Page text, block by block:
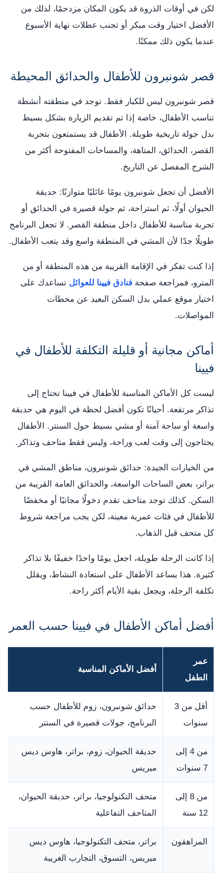
لكن في أوقات الذروة قد يكون المكان مزدحمًا، لذلك من
الأفضل اختيار وقت مبكر أو تجنب عطلات نهاية الأسبوع
عندما يكون ذلك ممكنًا.
قصر شونبرون للأطفال والحدائق المحيطة
قصر شونبرون ليس للكبار فقط. توجد في منطقته أنشطة
تناسب الأطفال، خاصة إذا تم تقديم الزيارة بشكل بسيط
بدل جولة تاريخية طويلة. الأطفال قد يستمتعون بتجربة
القصر، الحدائق، المتاهة، والمساحات المفتوحة أكثر من
الشرح المفصل عن التاريخ.
الأفضل أن تجعل شونبرون يومًا عائليًا متوازنًا: حديقة
الحيوان أولًا، ثم استراحة، ثم جولة قصيرة في الحدائق أو
تجربة مناسبة للأطفال داخل منطقة القصر. لا تجعل البرنامج
طويلًا جدًا لأن المشي في المنطقة واسع وقد يتعب الأطفال.
إذا كنت تفكر في الإقامة القريبة من هذه المنطقة أو من
المترو، فمراجعة صفحة فنادق فيينا للعوائل تساعدك على
اختيار موقع عملي بدل السكن البعيد عن محطات
المواصلات.
أماكن مجانية أو قليلة التكلفة للأطفال في
فيينا
ليست كل الأماكن المناسبة للأطفال في فيينا تحتاج إلى
تذاكر مرتفعة. أحيانًا تكون أفضل لحظة في اليوم هي حديقة
واسعة أو ساحة آمنة أو مشي بسيط حول السنتر. الأطفال
يحتاجون إلى وقت لعب وراحة، وليس فقط متاحف وتذاكر.
من الخيارات الجيدة: حدائق شونبرون، مناطق المشي في
براتر، بعض الساحات الواسعة، والحدائق العامة القريبة من
السكن. كذلك توجد متاحف تقدم دخولًا مجانيًا أو مخفضًا
للأطفال في فئات عمرية معينة، لكن يجب مراجعة شروط
كل متحف قبل الذهاب.
إذا كانت الرحلة طويلة، اجعل يومًا واحدًا خفيفًا بلا تذاكر
كثيرة. هذا يساعد الأطفال على استعادة النشاط، ويقلل
تكلفة الرحلة، ويجعل بقية الأيام أكثر راحة.
أفضل أماكن الأطفال في فيينا حسب العمر
عمر
الطفل
أفضل الأماكن المناسبة
أقل من 3
سنوات
حدائق شونبرون، زوم للأطفال حسب
البرنامج، جولات قصيرة في السنتر
من 4 إلى
7 سنوات
حديقة الحيوان، زوم، براتر، هاوس ديس
ميريس
من 8 إلى
12 سنة
متحف التكنولوجيا، براتر، حديقة الحيوان،
المتاحف التفاعلية
المراهقون
براتر، متحف التكنولوجيا، هاوس ديس
ميريس، التسوق، التجارب الغريبة